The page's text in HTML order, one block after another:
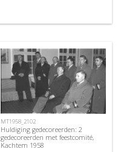
MT1958_2102
Huldiging gedecoreerden: 2
gedecoreerden met feestcomité,
Kachtem 1958